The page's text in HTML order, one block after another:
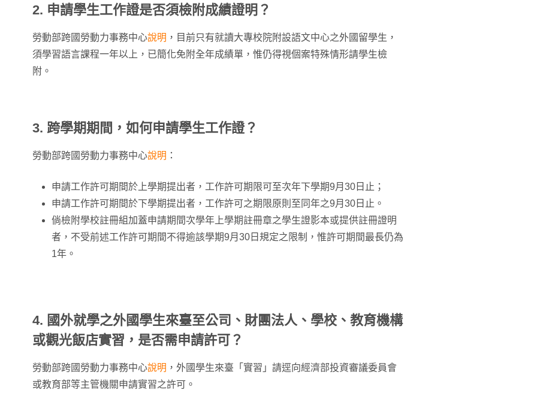
2. 申請學生工作證是否須檢附成績證明？
勞動部跨國勞動力事務中心說明 ，目前只有就讀大專校院附設語文中心之外國留學生，
須學習語言課程一年以上，已簡化免附全年成績單，惟仍得視個案特殊情形請學生檢
附。
3. 跨學期期間，如何申請學生工作證？
勞動部跨國勞動力事務中心說明 ：
申請工作許可期間於上學期提出者，工作許可期限可至次年下學期9月30日止；
申請工作許可期間於下學期提出者，工作許可之期限原則至同年之9月30日止。
倘檢附學校註冊組加蓋申請期間次學年上學期註冊章之學生證影本或提供註冊證明
者，不受前述工作許可期間不得逾該學期9月30日規定之限制，惟許可期間最長仍為
1年。
4. 國外就學之外國學生來臺至公司、財團法人、學校、教育機構
或觀光飯店實習，是否需申請許可？
勞動部跨國勞動力事務中心說明 ，外國學生來臺「實習」請逕向經濟部投資審議委員會
或教育部等主管機關申請實習之許可。